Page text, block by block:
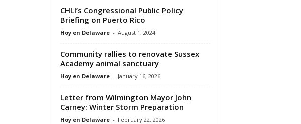
CHLI’s Congressional Public Policy
Briefing on Puerto Rico
Hoy en Delaware - August 1, 2024
Community rallies to renovate Sussex
Academy animal sanctuary
Hoy en Delaware - January 16, 2026
Letter from Wilmington Mayor John
Carney: Winter Storm Preparation
Hoy en Delaware - February 22, 2026